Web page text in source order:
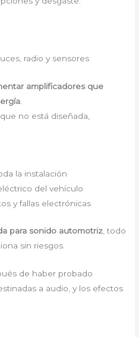
radio y sensores
amplificadores que
no está diseñada,
la instalación
del vehículo
y fallas electrónicas
para sonido automotriz, todo
sin riesgos.
de haber probado
a audio, y los efectos